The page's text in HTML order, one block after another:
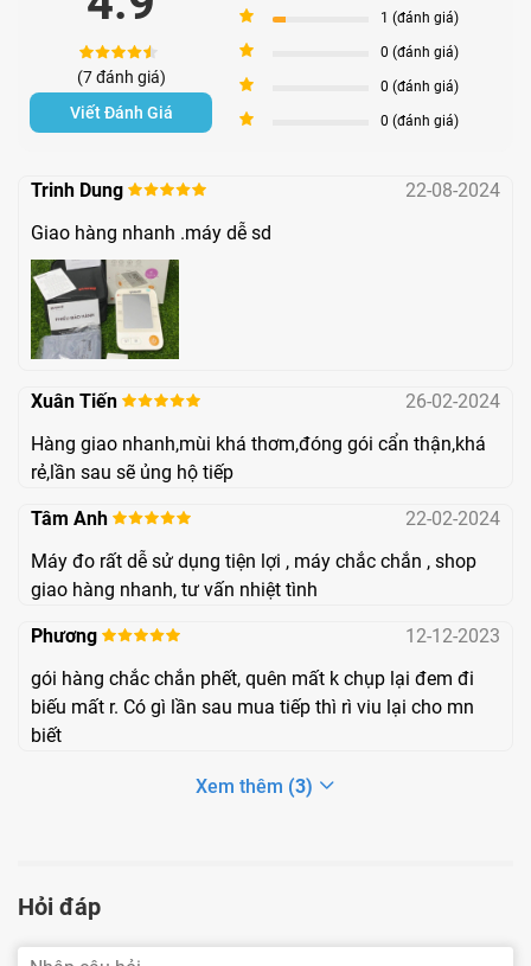
Pharmart.vn
Quý khách vui lòng liên hệ số hotline 1900 6505để được
tư vấn chi tiết và hỗ trợ mua hàng sớm nhất.
Thông số
Trọng lượng
máy
Chu vi vòng bít 18-36 cm
Tuổi thọ pin Khoảng 300 lần đo
Phạm vi đo
Nhịp mạch 40 - 200 lần/phút
1 Vòng bít (kích thước 22 - 32 cm)
4 Pin AA
(7 đánh giá)
4 1 (đánh giá)
3 0 (đánh giá)
2 0 (đánh giá)
1 0 (đánh giá)
Viết Đánh Giá
Trinh Dung
22-08-2024
Giao hàng nhanh .máy dễ sd
Xuân Tiến
26-02-2024
Hàng giao nhanh,mùi khá thơm,đóng gói cẩn thận,khá
rẻ,lần sau sẽ ủng hộ tiếp
Tâm Anh
22-02-2024
Máy đo rất dễ sử dụng tiện lợi , máy chắc chắn , shop
giao hàng nhanh, tư vấn nhiệt tình
Phương
12-12-2023
gói hàng chắc chắn phết, quên mất k chụp lại đem đi
biếu mất r. Có gì lần sau mua tiếp thì rì viu lại cho mn
biết
Xem thêm (3)
Hỏi đáp